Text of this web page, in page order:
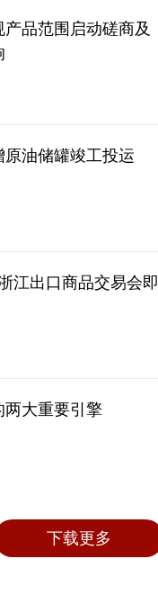
品范围启动磋商及
油储罐竣工投运
江出口商品交易会即
大重要引擎
下载更多